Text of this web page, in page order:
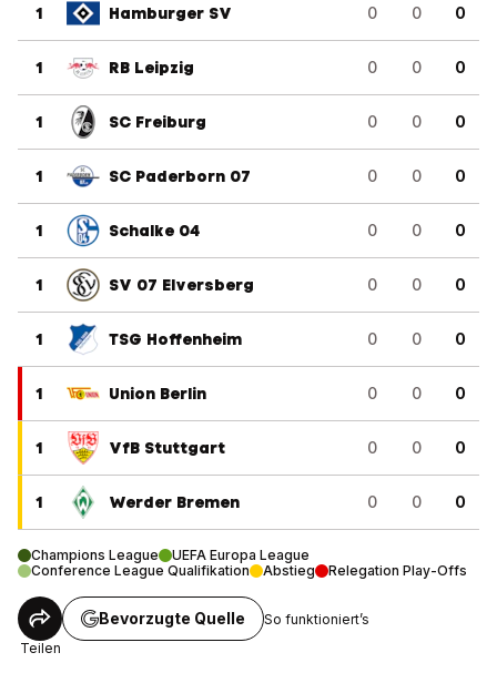
1 Hamburger SV 0 0 0
1 RB Leipzig 0 0 0
1 SC Freiburg 0 0 0
1 SC Paderborn 07 0 0 0
1 Schalke 04 0 0 0
1 SV 07 Elversberg 0 0 0
1 TSG Hoffenheim 0 0 0
1 Union Berlin 0 0 0
1 VfB Stuttgart 0 0 0
1 Werder Bremen 0 0 0
Champions League
UEFA Europa League
Conference League Qualifikation
Abstieg Relegation Play-Offs
Teilen
Bevorzugte Quelle So funktioniert’s